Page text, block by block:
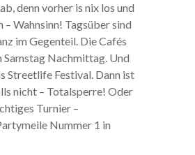
denn vorher is nix los und
Wahnsinn! Tagsüber sind
im Gegenteil. Die Cafés
Samstag Nachmittag. Und
Streetlife Festival. Dann ist
nicht – Totalsperre! Oder
Turnier –
Nummer 1 in